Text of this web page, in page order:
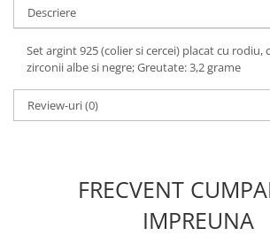
Descriere
Set argint 925 (colier si cercei) placat cu rodiu,
zirconii albe si negre; Greutate: 3,2 grame
Review-uri(0)
FRECVENT
IMPREUNA